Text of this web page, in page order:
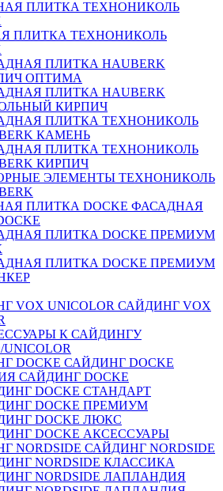
ПЛИТКА ТЕХНОНИКОЛЬ
ПЛИТКА HAUBERK
ОПТИМА
ПЛИТКА HAUBERK
КИРПИЧ
ПЛИТКА ТЕХНОНИКОЛЬ
КАМЕНЬ
ПЛИТКА ТЕХНОНИКОЛЬ
КИРПИЧ
ЭЛЕМЕНТЫ ТЕХНОНИКОЛЬ
ФАСАДНАЯ
ПЛИТКА DOCKE ПРЕМИУМ
ПЛИТКА DOCKE ПРЕМИУМ
САЙДИНГ VOX
К САЙДИНГУ
САЙДИНГ DOCKE
САЙДИНГ DOCKE
DOCKE СТАНДАРТ
DOCKE ПРЕМИУМ
DOCKE ЛЮКС
DOCKE АКСЕССУАРЫ
САЙДИНГ NORDSIDE
NORDSIDE КЛАССИКА
NORDSIDE ЛАПЛАНДИЯ